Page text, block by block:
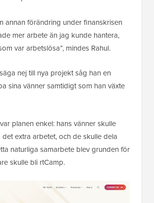
annan förändring under finanskrisen
mer arbete än jag kunde hantera,
var arbetslösa”, mindes Rahul.
nej till nya projekt såg han en
sina vänner samtidigt som han växte
planen enkel: hans vänner skulle
det extra arbetet, och de skulle dela
naturliga samarbete blev grunden för
skulle bli rtCamp.